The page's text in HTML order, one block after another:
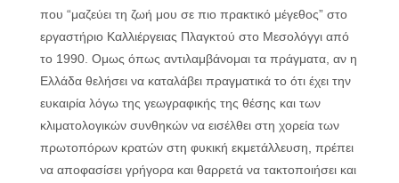
που “μαζεύει τη ζωή μου σε πιο πρακτικό μέγεθος” στο
εργαστήριο Καλλιέργειας Πλαγκτού στο Μεσολόγγι από
το 1990. Ομως όπως αντιλαμβάνομαι τα πράγματα, αν η
Ελλάδα θελήσει να καταλάβει πραγματικά το ότι έχει την
ευκαιρία λόγω της γεωγραφικής της θέσης και των
κλιματολογικών συνθηκών να εισέλθει στη χορεία των
πρωτοπόρων κρατών στη φυκική εκμετάλλευση, πρέπει
να αποφασίσει γρήγορα και θαρρετά να τακτοποιήσει και